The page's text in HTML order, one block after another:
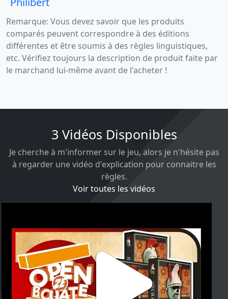
Remarque: Vous devez savoir que les produits
comparés peuvent correspondre à des éditions
différentes et être soumis à des règles linguistiques,
etc. Vérifiez toujours la description de produit faite par
le marchand lui-même avant de l'acheter !
3 Vidéos Disponibles
Je cherche à m'informer sur le jeu, alors je n'hésite pas
à regarder une vidéo d'explication pour connaitre les
règles.
Voir toutes les vidéos